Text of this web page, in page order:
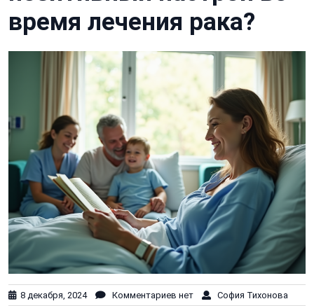
время лечения рака?
8 декабря, 2024 Комментариев нет София Тихонова